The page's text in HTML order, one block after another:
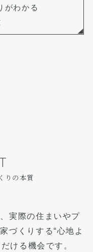
がわかる
りの本質
実際の住まいやプ
づくりする“心地よ
ける機会です。